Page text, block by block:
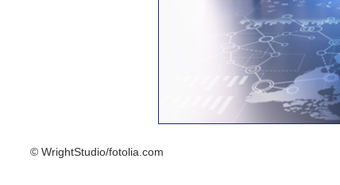
© WrightStudio/fotolia.com